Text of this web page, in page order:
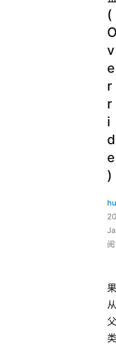
(
v
e
r
r
i
d
e
)
果
从
父
类